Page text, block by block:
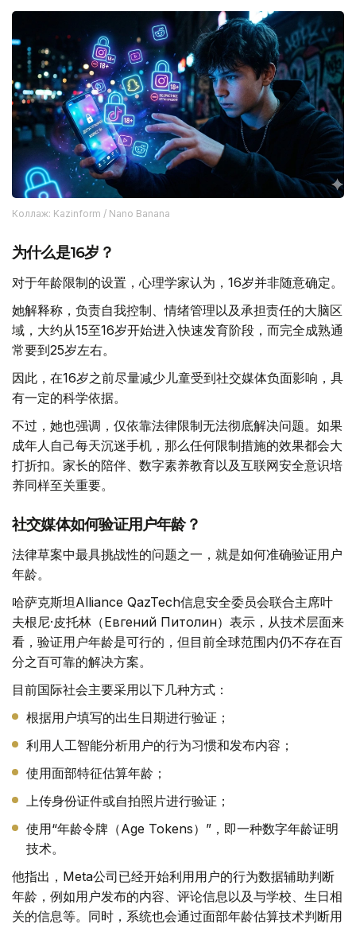
Коллаж: Kazinform / Nano Banana
为什么是16岁？
对于年龄限制的设置，心理学家认为，16岁并非随意确定。
她解释称，负责自我控制、情绪管理以及承担责任的大脑区
域，大约从15至16岁开始进入快速发育阶段，而完全成熟通
常要到25岁左右。
因此，在16岁之前尽量减少儿童受到社交媒体负面影响，具
有一定的科学依据。
不过，她也强调，仅依靠法律限制无法彻底解决问题。如果
成年人自己每天沉迷手机，那么任何限制措施的效果都会大
打折扣。家长的陪伴、数字素养教育以及互联网安全意识培
养同样至关重要。
社交媒体如何验证用户年龄？
法律草案中最具挑战性的问题之一，就是如何准确验证用户
年龄。
哈萨克斯坦Alliance QazTech信息安全委员会联合主席叶
夫根尼·皮托林（Евгений Питолин）表示，从技术层面来
看，验证用户年龄是可行的，但目前全球范围内仍不存在百
分之百可靠的解决方案。
目前国际社会主要采用以下几种方式：
根据用户填写的出生日期进行验证；
利用人工智能分析用户的行为习惯和发布内容；
使用面部特征估算年龄；
上传身份证件或自拍照片进行验证；
使用“年龄令牌（Age Tokens）”，即一种数字年龄证明
技术。
他指出，Meta公司已经开始利用用户的行为数据辅助判断
年龄，例如用户发布的内容、评论信息以及与学校、生日相
关的信息等。同时，系统也会通过面部年龄估算技术判断用